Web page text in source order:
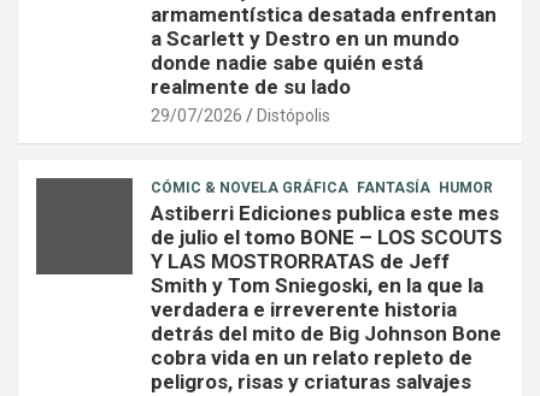
armamentística desatada enfrentan
a Scarlett y Destro en un mundo
donde nadie sabe quién está
realmente de su lado
29/07/2026 Distópolis
CÓMIC & NOVELA GRÁFICA FANTASÍA HUMOR
Astiberri Ediciones publica este mes
de julio el tomo BONE – LOS SCOUTS
Y LAS MOSTRORRATAS de Jeff
Smith y Tom Sniegoski, en la que la
verdadera e irreverente historia
detrás del mito de Big Johnson Bone
cobra vida en un relato repleto de
peligros, risas y criaturas salvajes